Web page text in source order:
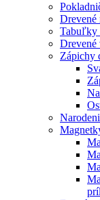
Drevené
Tabuľky
Drevené
Zápichy